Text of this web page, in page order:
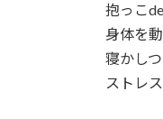
抱っこ
身体を
寝かし
ストレ